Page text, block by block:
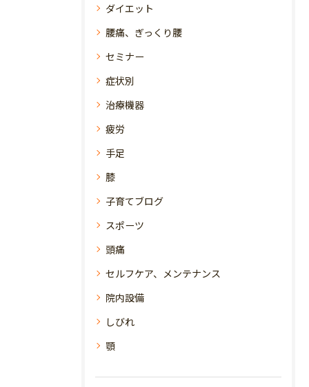
ダイエット
腰痛、ぎっくり腰
セミナー
症状別
治療機器
疲労
手足
膝
子育てブログ
スポーツ
頭痛
セルフケア、メンテナンス
院内設備
しびれ
顎